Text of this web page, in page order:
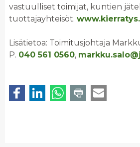
vastuulliset toimijat, kuntien
tuottajayhteisöt.
Lisätietoa: Toimitusjohtaja
P. 040 561 0560,